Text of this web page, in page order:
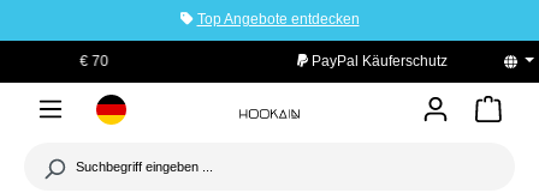
Top Angebote entdecken
PayPal Käuferschutz